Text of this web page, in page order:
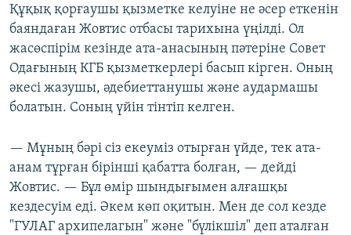
Құқық қорғаушы қызметке келуіне не әсер еткенін
баяндаған Жовтис отбасы тарихына үңілді. Ол
жасөспірім кезінде ата-анасының пәтеріне Совет
Одағының КГБ қызметкерлері басып кірген. Оның
әкесі жазушы, әдебиеттанушы және аудармашы
болатын. Соның үйін тінтіп келген.
— Мұның бәрі сіз екеуміз отырған үйде, тек ата-
анам тұрған бірінші қабатта болған, — дейді
Жовтис. — Бұл өмір шындығымен алғашқы
кездесуім еді. Әкем көп оқитын. Мен де сол кезде
"ГУЛАГ архипелагын" және "бүлікшіл" деп аталған